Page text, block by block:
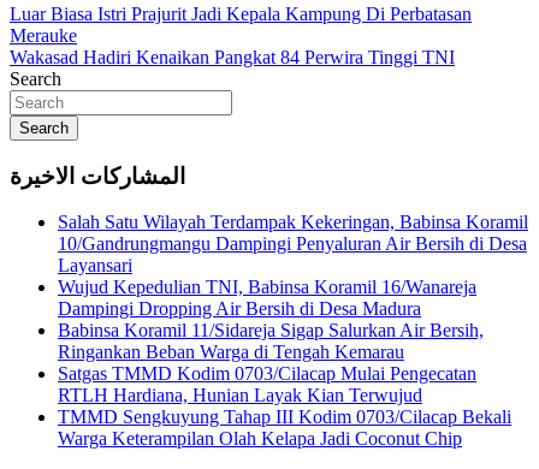
Navigasi
pos
Luar Biasa Istri Prajurit Jadi Kepala Kampung Di Perbatasan
Merauke
Wakasad Hadiri Kenaikan Pangkat 84 Perwira Tinggi TNI
Search
Search
المشاركات الاخيرة
Salah Satu Wilayah Terdampak Kekeringan, Babinsa Koramil
10/Gandrungmangu Dampingi Penyaluran Air Bersih di Desa
Layansari
Wujud Kepedulian TNI, Babinsa Koramil 16/Wanareja
Dampingi Dropping Air Bersih di Desa Madura
Babinsa Koramil 11/Sidareja Sigap Salurkan Air Bersih,
Ringankan Beban Warga di Tengah Kemarau
Satgas TMMD Kodim 0703/Cilacap Mulai Pengecatan
RTLH Hardiana, Hunian Layak Kian Terwujud
TMMD Sengkuyung Tahap III Kodim 0703/Cilacap Bekali
Warga Keterampilan Olah Kelapa Jadi Coconut Chip